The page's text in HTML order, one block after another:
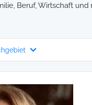
Beruf, Wirtschaft und
zu Qualifikationen
und direkt
keine Mediationen,